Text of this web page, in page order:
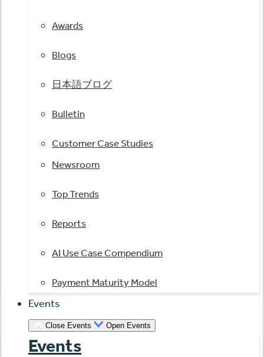
Awards
Blogs
日本語ブログ
Bulletin
Customer Case Studies
Newsroom
Top Trends
Reports
AI Use Case Compendium
Payment Maturity Model
Events
Close Events Open Events
Events